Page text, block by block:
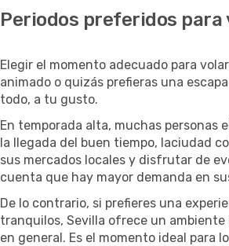
Periodos preferidos para
Elegir el momento adecuado para
animado o quizás prefieras una
todo, a tu gusto.
En temporada alta, muchas personas
la llegada del buen tiempo, laciudad
sus mercados locales y disfrutar de
cuenta que hay mayor demanda en
De lo contrario, si prefieres una
tranquilos, Sevilla ofrece un ambiente
en general. Es el momento ideal para